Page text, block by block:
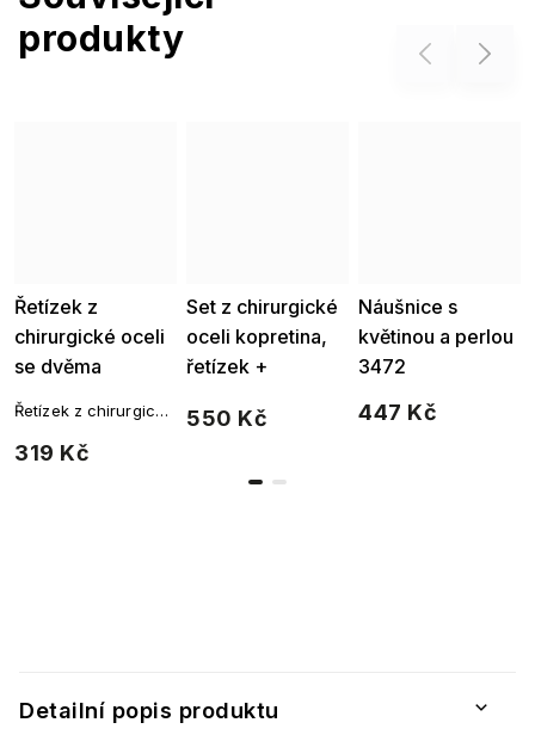
Detailní popis produktu
produkty
Previous
Řetízek z
chirurgické oceli
se dvěma
květinami 1119
319 Kč
Řetízek z chirurgické
květinami
Set z chirurgické
oceli kopretina,
řetízek +
zirkony 132
550 Kč
Náušnice s
květinou a perlou
3472
447 Kč
Next